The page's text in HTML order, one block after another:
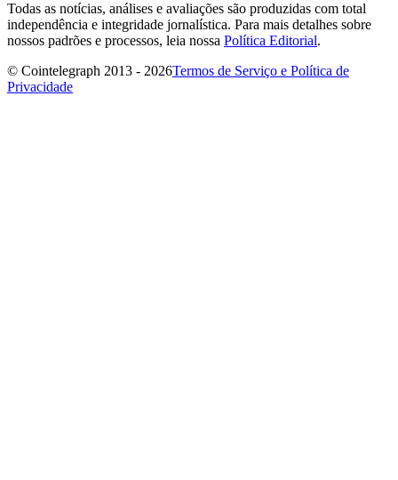
Todas as notícias, análises e avaliações são produzidas com total
independência e integridade jornalística. Para mais detalhes sobre
nossos padrões e processos, leia nossa Política Editorial.
© Cointelegraph 2013 - 2026Termos de Serviço e Política de
Privacidade